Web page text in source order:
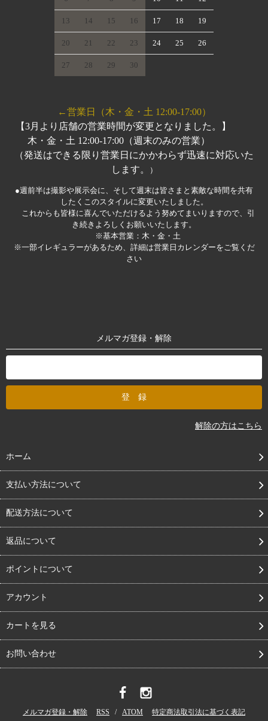
13 14 15 16 17 18 19
20 21 22 23 24 25 26
27 28 29 30
←営業日（木・金・土 12:00-17:00）
【3月より店舗の営業時間が変更となりました。】
木・金・土 12:00-17:00（週末のみの営業）
（発送はできる限り営業日にかかわらず迅速に対応いた
します。
）
●週前半は撮影や展示会に、そして週末は皆さまと素敵な時間を共有
したくこのスタイルに変更いたしました。
これからも皆様に喜んでいただけるよう努めてまいりますので、引
き続きよろしくお願いいたします。
※基本営業：木・金・土
※一部イレギュラーがあるため、詳細は営業日カレンダーをご覧くだ
さい
メルマガ登録・解除
解除の方はこちら
ホーム
支払い方法について
配送方法について
返品について
ポイントについて
アカウント
カートを見る
お問い合わせ
メルマガ登録・解除 RSS / ATOM 特定商法取引法に基づく表記